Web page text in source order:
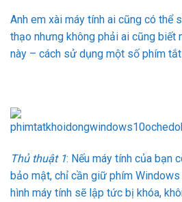
Anh em xài máy tính ai cũng có thể
thạo nhưng không phải ai cũng biết
này – cách sử dụng một số phím
Thủ thuật 1: Nếu máy tính của bạn
bảo mật, chỉ cần giữ phím Windows
hình máy tính sẽ lập tức bị khóa,